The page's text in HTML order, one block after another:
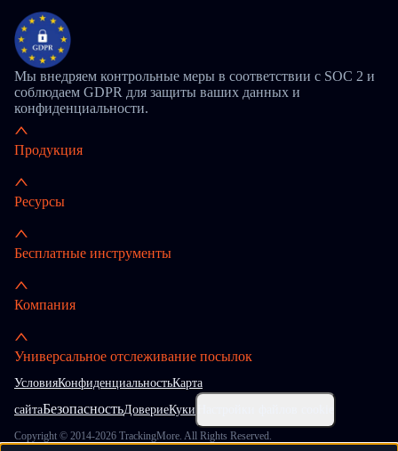
Мы внедряем контрольные меры в соответствии с SOC 2 и
соблюдаем GDPR для защиты ваших данных и
конфиденциальности.
Продукция
Ресурсы
Бесплатные инструменты
Компания
Универсальное отслеживание посылок
УсловияКонфиденциальностьКарта
сайтаБезопасностьДовериеКуки
Copyright © 2014-2026 TrackingMore. All Rights Reserved.